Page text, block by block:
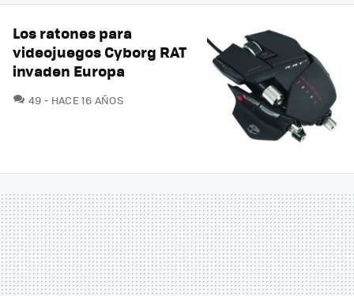
Los ratones para
videojuegos Cyborg RAT
invaden Europa
49 COMENTARIOS
HACE 16 AÑOS